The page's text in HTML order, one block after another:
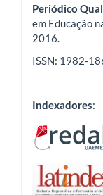
Periódico
em Educação
2016.
ISSN: 1982-
Indexadores: